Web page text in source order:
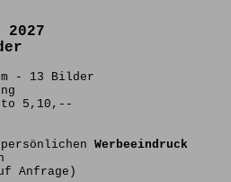
2027
- 13 Bilder
5,10,--
Werbeeindruck
Anfrage)